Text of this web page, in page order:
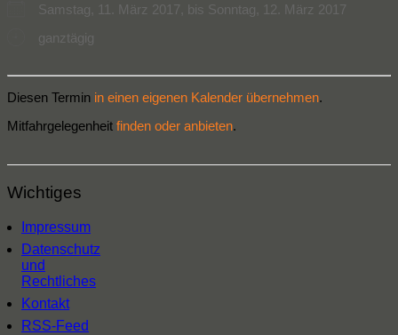
Samstag, 11. März 2017, bis Sonntag, 12. März 2017
ganztägig
Diesen Termin in einen eigenen Kalender übernehmen.
Mitfahrgelegenheit finden oder anbieten.
Wichtiges
Impressum
Datenschutz
und
Rechtliches
Kontakt
RSS-Feed